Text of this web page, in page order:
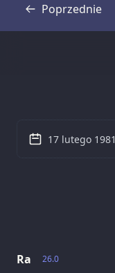
Poprzednie
Transkrypcja
26.0
Ra
17 lutego 1981